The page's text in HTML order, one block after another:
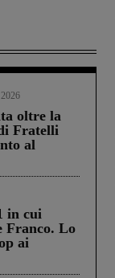
oltre la
Fratelli
al
in cui
Franco. Lo
ai